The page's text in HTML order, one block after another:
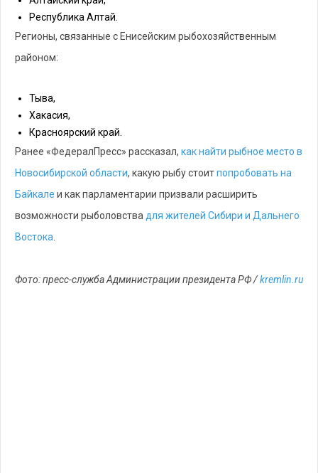
Республика Алтай.
Регионы, связанные с Енисейским рыбохозяйственным
районом:
Тыва,
Хакасия,
Красноярский край.
Ранее «ФедералПресс» рассказал, как найти рыбное место в
Новосибирской области, какую рыбу стоитпопробовать на
Байкале и как парламентарии призвали расширить
возможности рыболовства для жителей Сибири и Дальнего
Востока
Фото: пресс-служба Администрации президента РФ /kremlin.ru